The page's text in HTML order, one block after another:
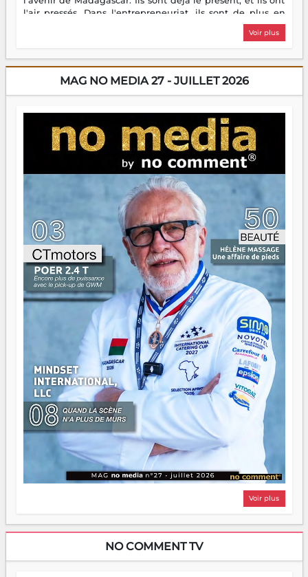
l'air pressés. Dans l'entrepreneuriat, ils sont de plus en
plus nombreux à se lancer, à créer, à risquer — souvent
sans filet, souvent sans aide, mais toujours avec cette
dorment vraiment la nuit. En culture, les nouvelles sont
encore meilleures. Aina Rasamoelina vient de décrocher le
Prix RFI Instrumental Afrique. Miangaly Elia rafle le Prix
jeunes qui tiennent la torche. Alors oui, on pourrait
s'arrêter là, applaudir et rentrer chez soi satisfait. Mais ce
serait passer à côté d'une chose essentielle. La fougue, ça
brûle fort — et parfois, ça brûle vite. Une flamme sans
direction peut éclairer autant qu'elle peut consumer. C'est
là que les aînés entrent en scène — pas pour reprendre le
gouvernail, mais pour montrer où sont les récifs. Les jeunes
ont la force, les vieux ont l'expérience, comme on dit. Ce
n'est pas un combat de générations — c'est une question
d'équipage. Partagez vos réussites, mais aussi vos échecs.
Surtout vos échecs, d'ailleurs — ils enseignent mieux que
n'importe quel manuel. À Madagascar, la barque avance.
Il faut juste s'assurer que tout le monde rame dans le
même sens.
Voir plus
MAG NO MEDIA 27 - JUILLET 2026
Voir plus
NO COMMENT TV